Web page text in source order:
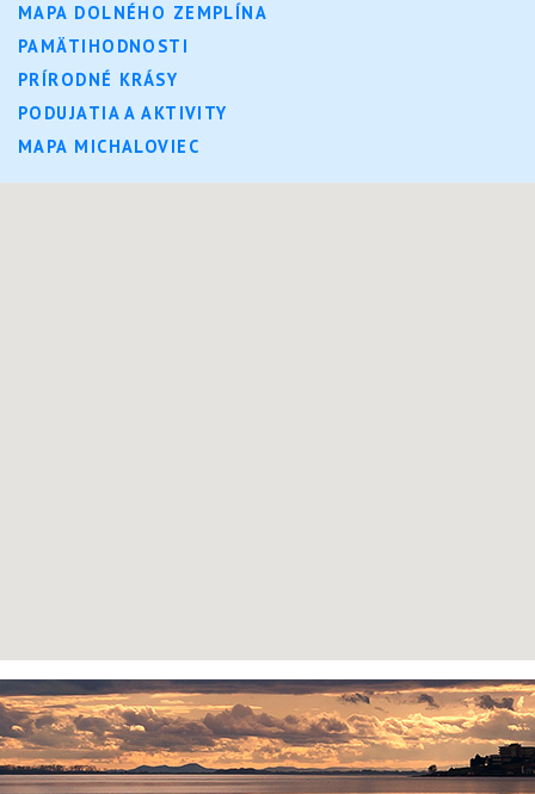
MAPA DOLNÉHO ZEMPLÍNA
PAMÄTIHODNOSTI
PRÍRODNÉ KRÁSY
PODUJATIA A AKTIVITY
MAPA MICHALOVIEC